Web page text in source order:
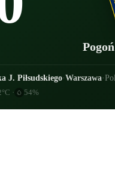
J. Piłsudskiego·Warszawa·
°C · 54%